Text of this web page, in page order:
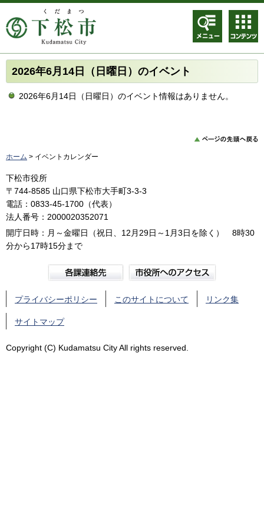
メニュ
ー
コンテ
ンツメ
ニュー
2026年6月14日（日曜日）のイベント
2026年6月14日（日曜日）のイベント情報はありません。
ホーム > イベントカレンダー
下松市役所
〒744-8585 山口県下松市大手町3-3-3
電話：0833-45-1700（代表）
法人番号：2000020352071
開庁日時：月～金曜日（祝日、12月29日～1月3日を除く） 8時30
分から17時15分まで
プライバシーポリシー このサイトについて リンク集
サイトマップ
Copyright (C) Kudamatsu City All rights reserved.